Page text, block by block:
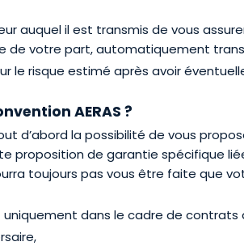
auquel il est transmis de vous
de votre part, automatiquement
le risque estimé après avoir
AERAS ?
d’abord la possibilité de vous
proposition de garantie spécifique
toujours pas vous être faite que
dans le cadre de contrats